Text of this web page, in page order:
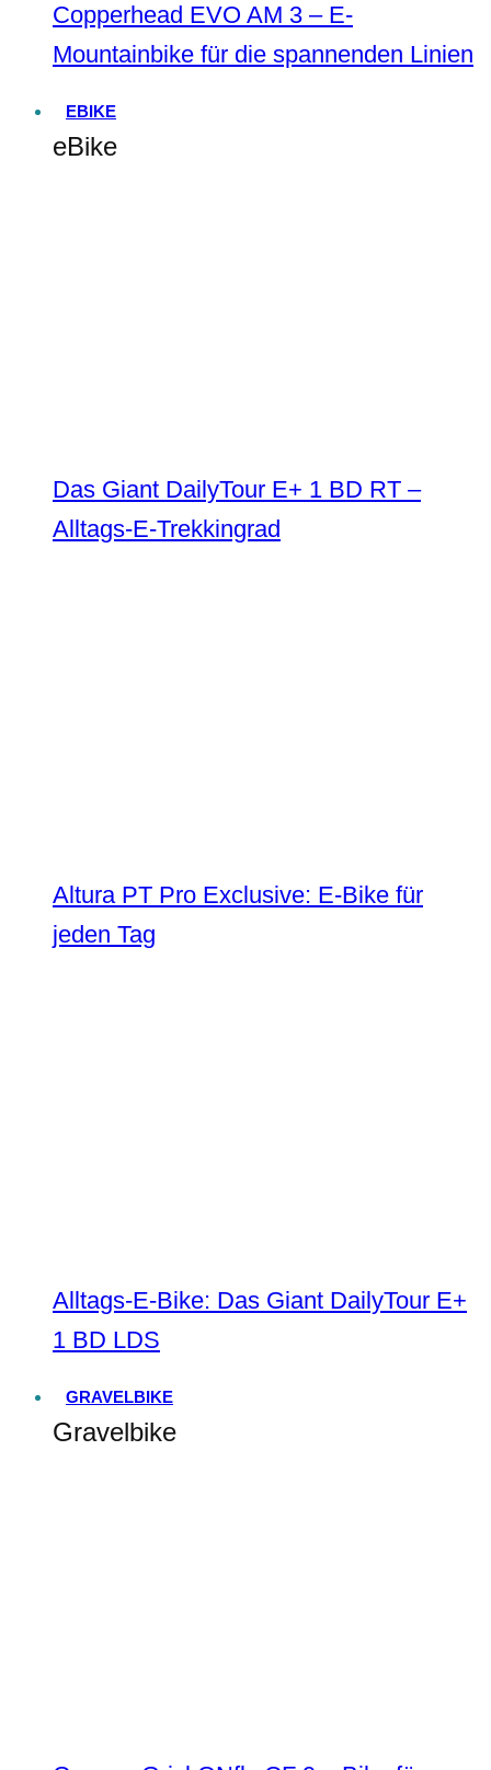
Copperhead EVO AM 3 – E-
Mountainbike für die spannenden Linien
EBIKE
eBike
Das Giant DailyTour E+ 1 BD RT –
Alltags-E-Trekkingrad
Altura PT Pro Exclusive: E-Bike für
jeden Tag
Alltags-E-Bike: Das Giant DailyTour E+
1 BD LDS
GRAVELBIKE
Gravelbike